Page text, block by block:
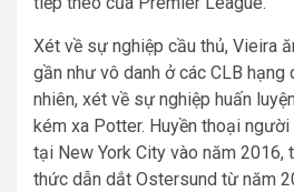
Xét về sự nghiệp cầu thủ, Vieira
gần như vô danh ở các CLB hạng
nhiên, xét về sự nghiệp huấn
kém xa Potter. Huyền thoại
tại New York City vào năm 2016,
thức dẫn dắt Ostersund từ năm